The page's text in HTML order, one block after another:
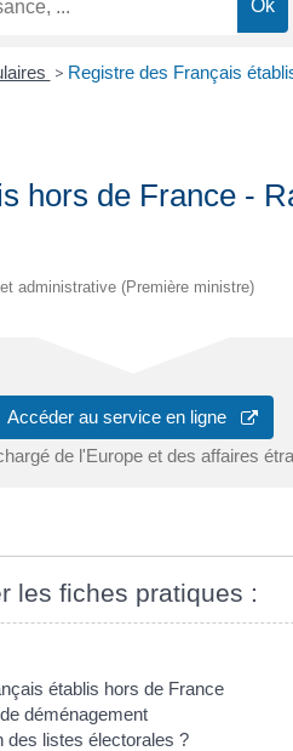
> Registre des Français
hors de France -
administrative (Première ministre)
Accéder au service en ligne
de l'Europe et des affaires
les fiches pratiques :
établis hors de France
déménagement
des listes électorales ?